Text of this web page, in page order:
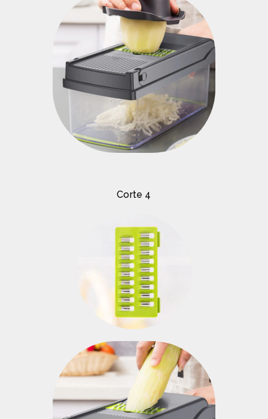
Corte 4